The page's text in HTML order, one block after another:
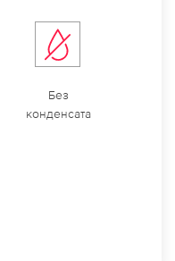
Без
конденсата